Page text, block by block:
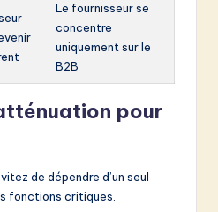
Le fournisseur se
concentre
uniquement sur le
B2B
pour
de dépendre d’un seul
fonctions critiques.